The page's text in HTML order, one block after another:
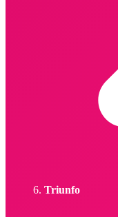
Triunfo